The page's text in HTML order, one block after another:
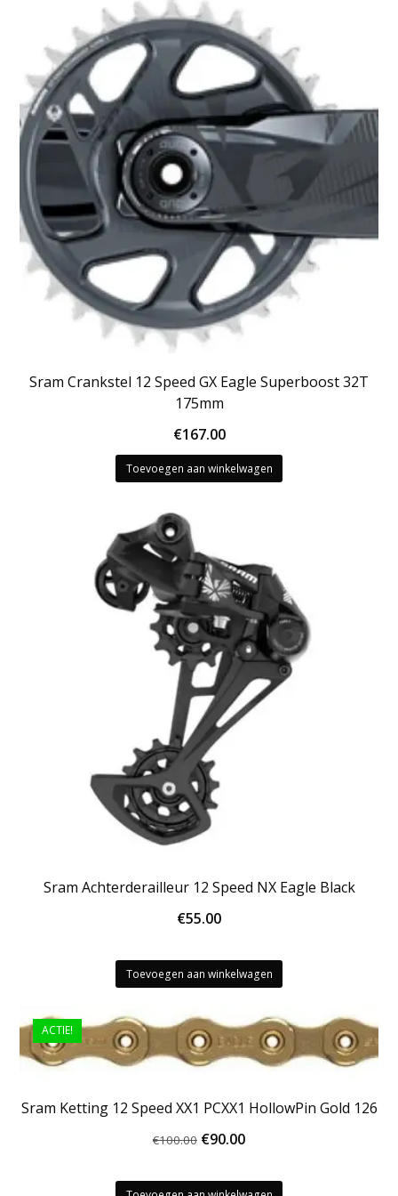
Sram Crankstel 12 Speed GX Eagle Superboost 32T
175mm
€167.00
Toevoegen aan winkelwagen
Sram Achterderailleur 12 Speed NX Eagle Black
€55.00
Toevoegen aan winkelwagen
ACTIE!
Sram Ketting 12 Speed XX1 PCXX1 HollowPin Gold 126
€100.00 Oorspronkelijke
was:
€90.00Huidige
is: